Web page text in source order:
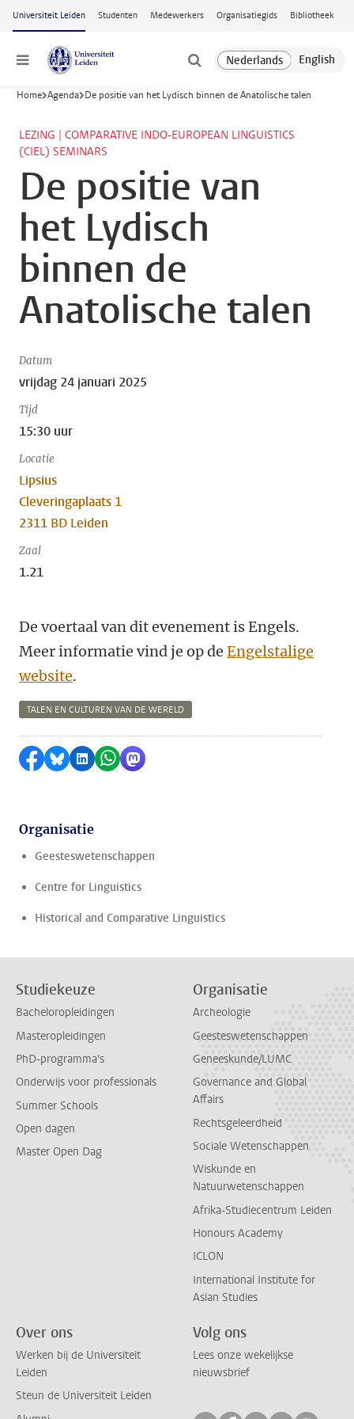
Ga naar hoofdinhoud
Universiteit Leiden Studenten Medewerkers Organisatiegids Bibliotheek
Menu
Home Agenda De positie van het Lydisch binnen de Anatolische talen
LEZING | COMPARATIVE INDO-EUROPEAN LINGUISTICS
(CIEL) SEMINARS
De positie van
het Lydisch
binnen de
Anatolische talen
Datum
vrijdag 24 januari 2025
Tijd
15:30 uur
Locatie
Lipsius
Cleveringaplaats 1
2311 BD Leiden
Zaal
1.21
De voertaal van dit evenement is Engels.
Meer informatie vind je op de Engelstalige
website.
TALEN EN CULTUREN VAN DE WERELD
Delen op Facebook
Delen via Bluesky
Delen op LinkedIn
Delen via WhatsApp
Delen via Mastodon
Organisatie
Geesteswetenschappen
Centre for Linguistics
Historical and Comparative Linguistics
Studiekeuze
Bacheloropleidingen
Masteropleidingen
PhD-programma's
Onderwijs voor professionals
Summer Schools
Open dagen
Master Open Dag
Organisatie
Archeologie
Geesteswetenschappen
Geneeskunde/LUMC
Governance and Global
Affairs
Rechtsgeleerdheid
Sociale Wetenschappen
Wiskunde en
Natuurwetenschappen
Afrika-Studiecentrum Leiden
Honours Academy
ICLON
International Institute for
Asian Studies
Over ons
Werken bij de Universiteit
Leiden
Steun de Universiteit Leiden
Volg ons
Lees onze wekelijkse
nieuwsbrief